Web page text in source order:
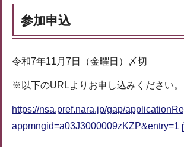
参加申込
令和7年11月7日（金曜日）〆切
※以下のURLよりお申し込みください。
https://nsa.pref.nara.jp/gap/
appmngid=a03J3000009zKZP&entry=1